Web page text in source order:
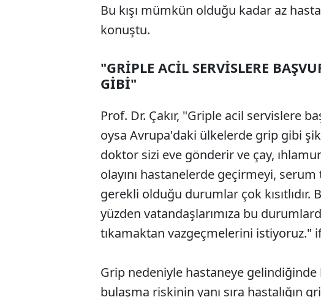
Bu kışı mümkün olduğu kadar az
konuştu.
"GRİPLE ACİL SERVİSLERE
GİBİ"
Prof. Dr. Çakır, "Griple acil servislere
oysa Avrupa'daki ülkelerde grip gibi
doktor sizi eve gönderir ve çay,
olayını hastanelerde geçirmeyi,
gerekli olduğu durumlar çok
yüzden vatandaşlarımıza bu
tıkamaktan vazgeçmelerini istiyoruz."
Grip nedeniyle hastaneye gelindiğinde
bulaşma riskinin yanı sıra hastalığın